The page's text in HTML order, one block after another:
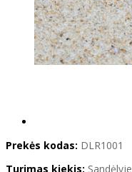
Prekės kodas: DLR1001
Turimas kiekis: Sandėlyje